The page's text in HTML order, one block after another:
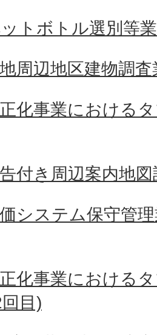
トボトル選別等
周辺地区建物調
化事業における
付き周辺案内地
システム保守管
化事業における
目)